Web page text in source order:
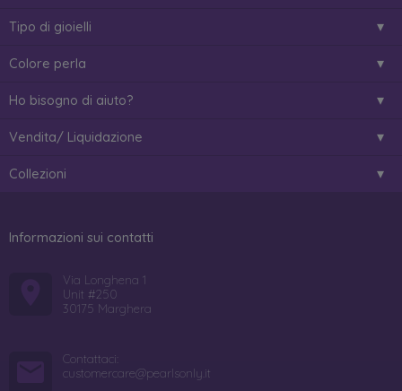
Tipo di gioielli
Colore perla
Ho bisogno di aiuto?
Vendita/ Liquidazione
Collezioni
Informazioni sui contatti
Via Longhena 1
Unit #250
30175 Marghera
Contattaci:
customercare@pearlsonly.it